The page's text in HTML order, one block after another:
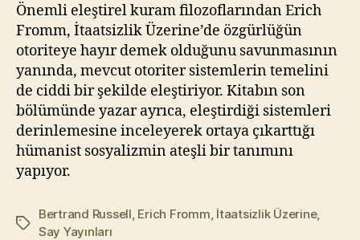
Önemli eleştirel kuram filozoflarından Erich
Fromm, İtaatsizlik Üzerine’de özgürlüğün
otoriteye hayır demek olduğunu savunmasının
yanında, mevcut otoriter sistemlerin temelini
de ciddi bir şekilde eleştiriyor. Kitabın son
bölümünde yazar ayrıca, eleştirdiği sistemleri
derinlemesine inceleyerek ortaya çıkarttığı
hümanist sosyalizmin ateşli bir tanımını
yapıyor.
Etiketler
Bertrand Russell, Erich Fromm, İtaatsizlik Üzerine,
Say Yayınları